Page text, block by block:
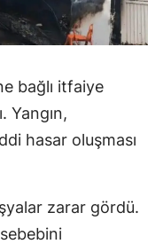
bağlı itfaiye
Yangın,
hasar oluşması
zarar gördü.
sebebini